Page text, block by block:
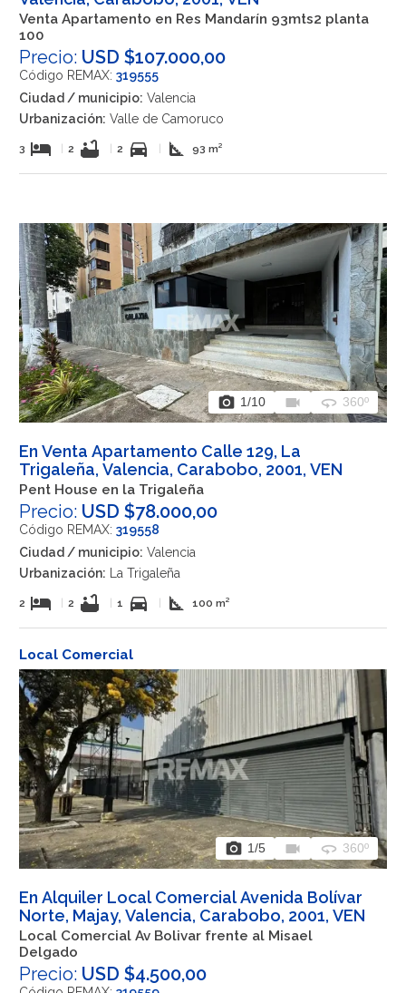
Venta Apartamento en Res Mandarín 93mts2 planta
100
Precio: USD $107.000,00
Código REMAX: 319555
Ciudad / municipio: Valencia
Urbanización: Valle de Camoruco
3 hotel 2 bathtub 2 directions_car square_foot 93 m²
photo_camera 1/10 videocam 360 360º
En Venta Apartamento Calle 129, La
Trigaleña, Valencia, Carabobo, 2001, VEN
Pent House en la Trigaleña
Precio: USD $78.000,00
Código REMAX: 319558
Ciudad / municipio: Valencia
Urbanización: La Trigaleña
2 hotel 2 bathtub 1 directions_car square_foot 100 m²
Local Comercial
photo_camera 1/5 videocam 360 360º
En Alquiler Local Comercial Avenida Bolívar
Norte, Majay, Valencia, Carabobo, 2001, VEN
Local Comercial Av Bolivar frente al Misael
Delgado
Precio: USD $4.500,00